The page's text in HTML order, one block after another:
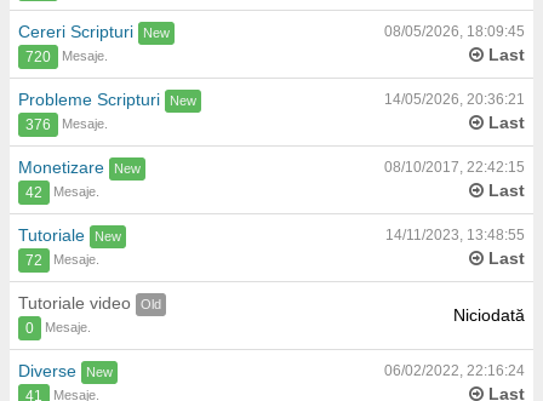
Cereri Scripturi
720 Mesaje.
08/05/2026, 18:09:45
Last
Probleme Scripturi
376 Mesaje.
14/05/2026, 20:36:21
Last
Monetizare
42 Mesaje.
08/10/2017, 22:42:15
Last
Tutoriale
72 Mesaje.
14/11/2023, 13:48:55
Last
Tutoriale video
0 Mesaje.
Niciodată
Diverse
41 Mesaje.
06/02/2022, 22:16:24
Last